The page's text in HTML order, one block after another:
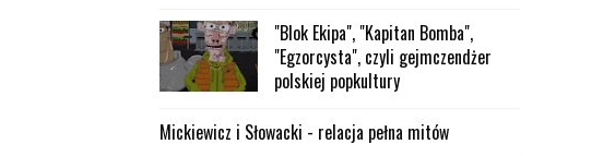
"Blok Ekipa", "Kapitan Bomba",
"Egzorcysta", czyli gejmczendżer
polskiej popkultury
Mickiewicz i Słowacki - relacja pełna mitów